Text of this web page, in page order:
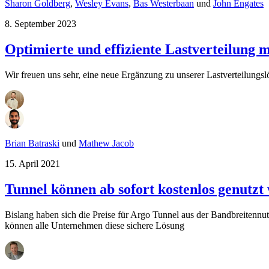
Sharon Goldberg, Wesley Evans, Bas Westerbaan und John Engates
8. September 2023
Optimierte und effiziente Lastverteilung
Wir freuen uns sehr, eine neue Ergänzung zu unserer
Brian Batraski und Mathew Jacob
15. April 2021
Tunnel können ab sofort kostenlos genutzt
Bislang haben sich die Preise für Argo Tunnel aus der
können alle Unternehmen diese sichere Lösung